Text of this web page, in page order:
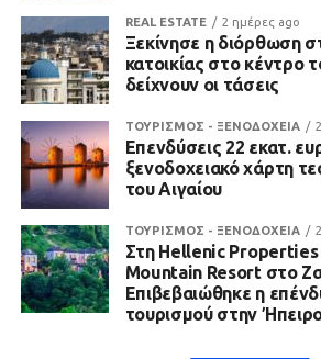
REAL ESTATE 2 ημέρες ago
Ξεκίνησε η διόρθωση
κατοικίας στο κέντρο
δείχνουν οι τάσεις
ΤΟΥΡΙΣΜΟΣ - ΞΕΝΟΔΟΧΕΙΑ
Επενδύσεις 22 εκατ.
ξενοδοχειακό χάρτη
του Αιγαίου
ΤΟΥΡΙΣΜΟΣ - ΞΕΝΟΔΟΧΕΙΑ
Στη Hellenic
Mountain Resort στο
Επιβεβαιώθηκε η
τουρισμού στην